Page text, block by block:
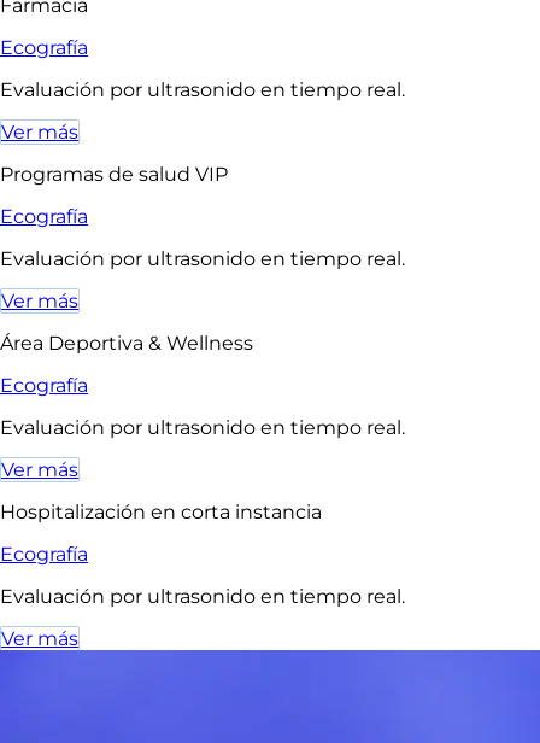
Farmacia
Ecografía
Evaluación por ultrasonido en tiempo real.
Ver más
Programas de salud VIP
Ecografía
Evaluación por ultrasonido en tiempo real.
Ver más
Área Deportiva & Wellness
Ecografía
Evaluación por ultrasonido en tiempo real.
Ver más
Hospitalización en corta instancia
Ecografía
Evaluación por ultrasonido en tiempo real.
Ver más